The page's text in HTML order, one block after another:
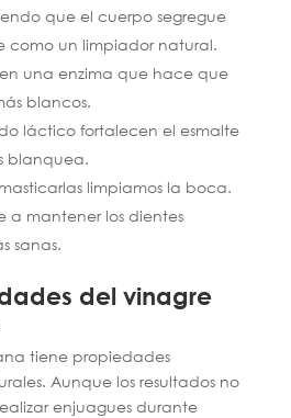
que el cuerpo segregue
como un limpiador natural.
una enzima que hace que
blancos.
láctico fortalecen el esmalte
blanquea.
limpiamos la boca.
a mantener los dientes
sanas.
del vinagre
tiene propiedades
Aunque los resultados no
enjuagues durante